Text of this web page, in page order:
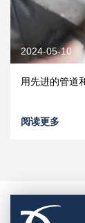
2024-05-10
用先进的管道
阅读更多